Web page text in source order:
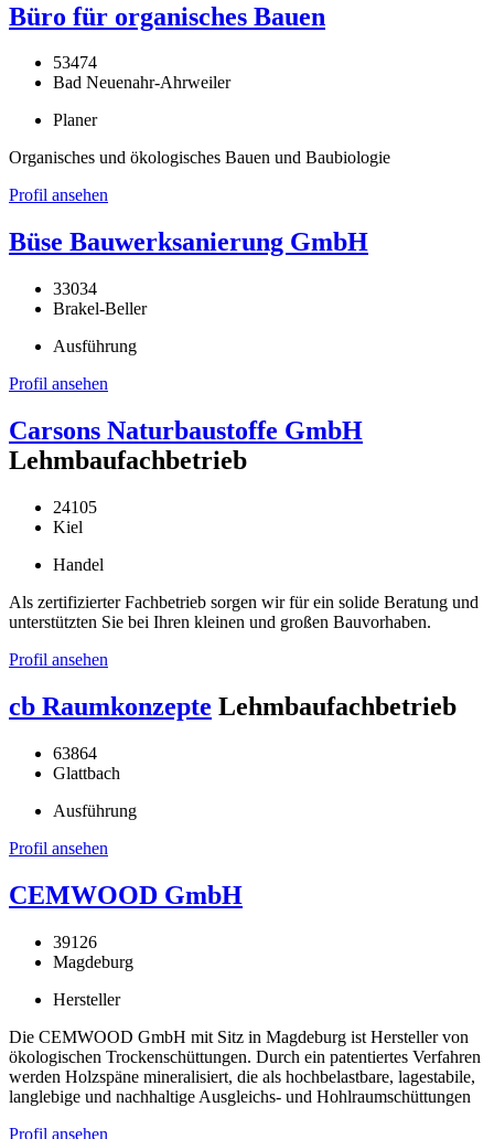
Büro für organisches Bauen
53474
Bad Neuenahr-Ahrweiler
Planer
Organisches und ökologisches Bauen und Baubiologie
Profil ansehen
Büse Bauwerksanierung GmbH
33034
Brakel-Beller
Ausführung
Profil ansehen
Carsons Naturbaustoffe GmbH
Lehmbaufachbetrieb
24105
Kiel
Handel
Als zertifizierter Fachbetrieb sorgen wir für ein solide Beratung und
unterstützten Sie bei Ihren kleinen und großen Bauvorhaben.
Profil ansehen
cb Raumkonzepte Lehmbaufachbetrieb
63864
Glattbach
Ausführung
Profil ansehen
CEMWOOD GmbH
39126
Magdeburg
Hersteller
Die CEMWOOD GmbH mit Sitz in Magdeburg ist Hersteller von
ökologischen Trockenschüttungen. Durch ein patentiertes Verfahren
werden Holzspäne mineralisiert, die als hochbelastbare, lagestabile,
langlebige und nachhaltige Ausgleichs- und Hohlraumschüttungen
Profil ansehen